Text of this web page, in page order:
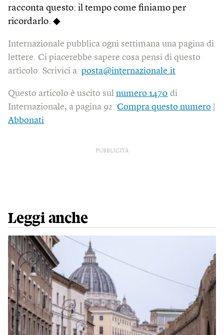
racconta questo: il tempo come finiamo per
ricordarlo. ◆
Internazionale pubblica ogni settimana una pagina di
lettere. Ci piacerebbe sapere cosa pensi di questo
articolo. Scrivici a: posta@internazionale.it
Questo articolo è uscito sul numero 1470 di
Internazionale, a pagina 92. Compra questo numero
Abbonati
PUBBLICITÀ
Leggi anche